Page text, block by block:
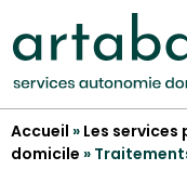
Accueil » Les services
domicile »